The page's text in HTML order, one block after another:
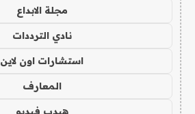
مجلة الابداع
نادي الترددات
استشارات اون لاين
المعارف
هيدب فيديو